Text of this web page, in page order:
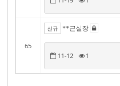
65
신규 **근실장
11-12 1